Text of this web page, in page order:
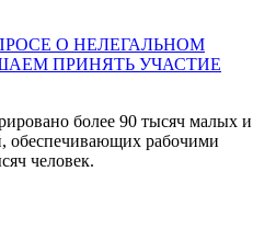
О НЕЛЕГАЛЬНОМ
ПРИНЯТЬ УЧАСТИЕ
более 90 тысяч малых и
обеспечивающих рабочими
человек.